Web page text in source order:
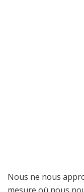
Nous ne nous